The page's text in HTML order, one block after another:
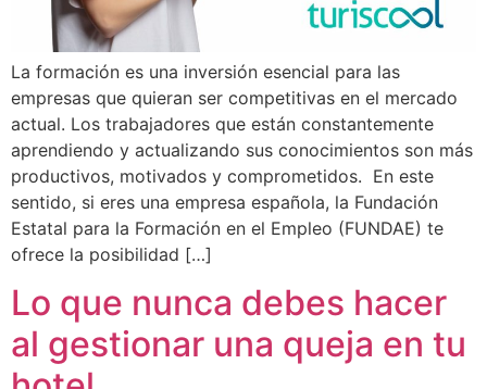
La formación es una inversión esencial para las
empresas que quieran ser competitivas en el mercado
actual. Los trabajadores que están constantemente
aprendiendo y actualizando sus conocimientos son más
productivos, motivados y comprometidos. En este
sentido, si eres una empresa española, la Fundación
Estatal para la Formación en el Empleo (FUNDAE) te
ofrece la posibilidad […]
Lo que nunca debes hacer
al gestionar una queja en tu